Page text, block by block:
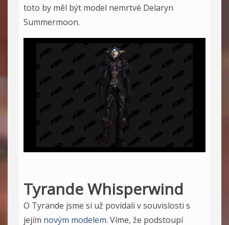
toto by měl být model nemrtvé Delaryn
Summermoon.
Tyrande Whisperwind
O Tyrande jsme si už povídali v souvislosti s
jejím novým modelem. Víme, že podstoupí